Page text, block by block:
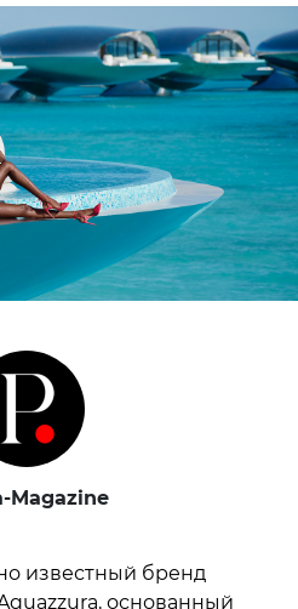
Magazine
известный бренд
основанный